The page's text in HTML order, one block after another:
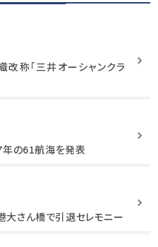
改称「三井オーシャンクラ
年の61航海を発表
大さん橋で引退セレモニー